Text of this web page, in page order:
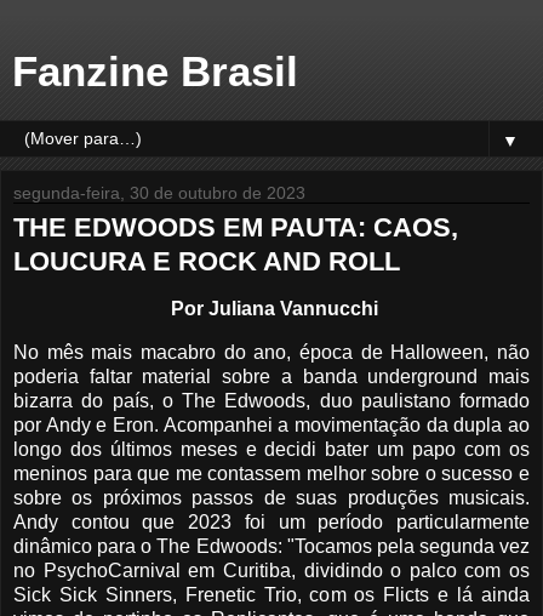
Fanzine Brasil
▼
segunda-feira, 30 de outubro de 2023
THE EDWOODS EM PAUTA: CAOS,
LOUCURA E ROCK AND ROLL
Por Juliana Vannucchi
No mês mais macabro do ano, época de Halloween, não
poderia faltar material sobre a banda underground mais
bizarra do país, o The Edwoods, duo paulistano formado
por Andy e Eron. Acompanhei a movimentação da dupla ao
longo dos últimos meses e decidi bater um papo com os
meninos para que me contassem melhor sobre o sucesso e
sobre os próximos passos de suas produções musicais.
Andy contou que 2023 foi um período particularmente
dinâmico para o The Edwoods: "Tocamos pela segunda vez
no PsychoCarnival em Curitiba, dividindo o palco com os
Sick Sick Sinners, Frenetic Trio, com os Flicts e lá ainda